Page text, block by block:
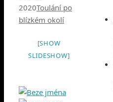
2020Toulání po
blízkém okolí
[SHOW
SLIDESHOW]